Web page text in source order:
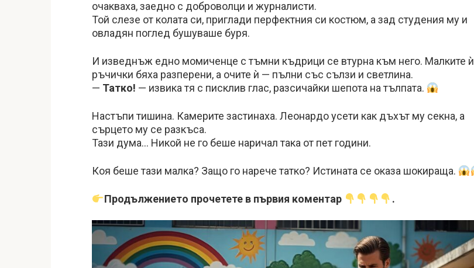
очакваха, заедно с доброволци и журналисти.
Той слезе от колата си, приглади перфектния си костюм, а зад студения му и
овладян поглед бушуваше буря.
И изведнъж едно момиченце с тъмни къдрици се втурна към него. Малките ѝ
ръчички бяха разперени, а очите ѝ — пълни със сълзи и светлина.
— Татко! — извика тя с писклив глас, разсичайки шепота на тълпата.
Настъпи тишина. Камерите застинаха. Леонардо усети как дъхът му секна, а
сърцето му се разкъса.
Тази дума… Никой не го беше наричал така от пет години.
Коя беше тази малка? Защо го нарече татко? Истината се оказа шокираща.
Продължението прочетете в първия коментар .